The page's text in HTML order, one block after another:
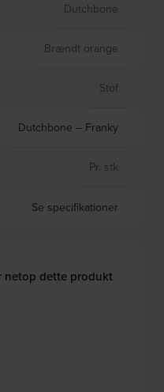
Dutchbone
Brændt orange
Stof
Dutchbone – Franky
Pr. stk
Se specifikationer
netop dette produkt